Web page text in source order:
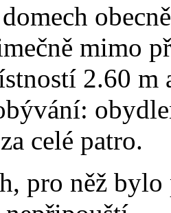
mimo
2.60 m
celé patro.
pro něž